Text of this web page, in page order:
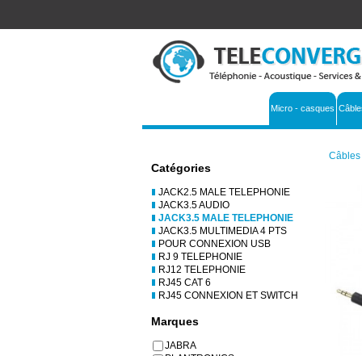
Micro - casques
Catégories
JACK2.5 MALE TELEPHONIE
JACK3.5 AUDIO
JACK3.5 MALE TELEPHONIE
JACK3.5 MULTIMEDIA 4 PTS
POUR CONNEXION USB
RJ 9 TELEPHONIE
RJ12 TELEPHONIE
RJ45 CAT 6
RJ45 CONNEXION ET SWITCH
Marques
JABRA
Câbles